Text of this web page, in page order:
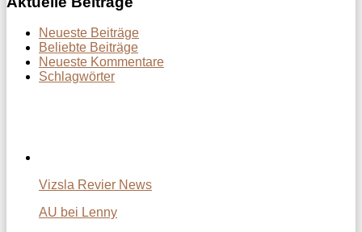
Neueste Beiträge
Beliebte Beiträge
Neueste Kommentare
Schlagwörter
Vizsla Revier News
AU bei Lenny